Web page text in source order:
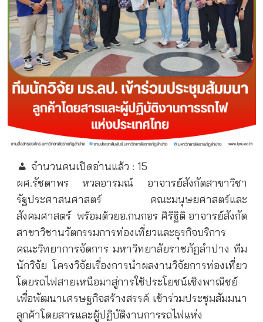
จำนวนคนเปิดอ่านแล้ว : 15
ผศ.รัชดาพร หวลอารมณ์ อาจารย์สังกัดสาขาวิชา
รัฐประศาสนศาสตร์ คณะมนุษยศาสตร์และ
สังคมศาสตร์ พร้อมด้วยอ.กนกอร ศิริฐิติ อาจารย์สังกัด
สาขาวิชานวัตกรรมการท่องเที่ยวและธุรกิจบริการ
คณะวิทยาการจัดการ มหาวิทยาลัยราชภัฏลำปาง ทีม
นักวิจัย โครงวิจัยเรื่องการนำผลงานวิจัยการท่องเที่ยว
โดยรถไฟสายเหนือมาสู่การใช้ประโยชน์เชิงพาณิชย์
เพื่อพัฒนาเศรษฐกิจสร้างสรรค์ เข้าร่วมประชุมสัมมนา
ลูกค้าโดยสารและผู้ปฏิบัติงานการรถไฟแห่ง